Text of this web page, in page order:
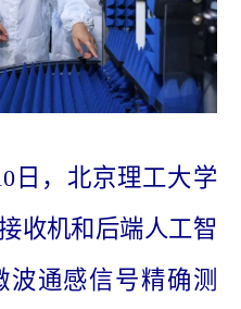
日，北京理工大学
收机和后端人工智
通感信号精确测